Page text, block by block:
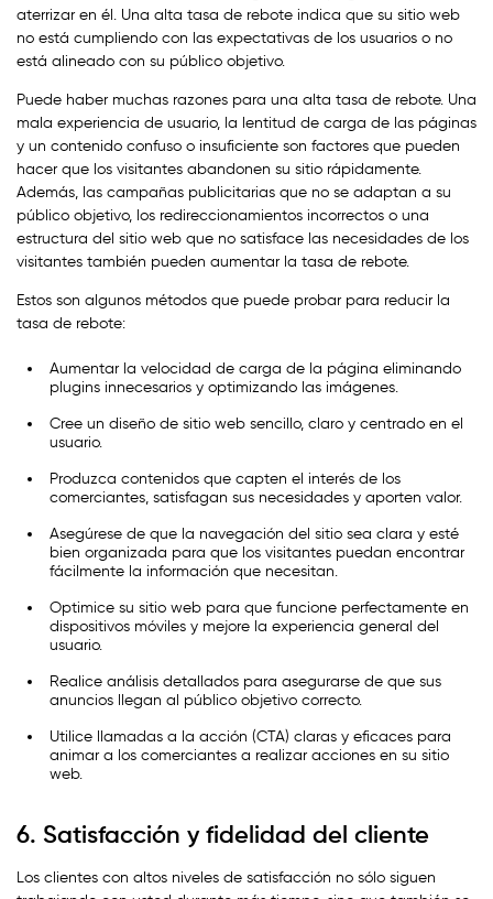
aterrizar en él. Una alta tasa de rebote indica que su sitio web
no está cumpliendo con las expectativas de los usuarios o no
está alineado con su público objetivo.
Puede haber muchas razones para una alta tasa de rebote. Una
mala experiencia de usuario, la lentitud de carga de las páginas
y un contenido confuso o insuficiente son factores que pueden
hacer que los visitantes abandonen su sitio rápidamente.
Además, las campañas publicitarias que no se adaptan a su
público objetivo, los redireccionamientos incorrectos o una
estructura del sitio web que no satisface las necesidades de los
visitantes también pueden aumentar la tasa de rebote.
Estos son algunos métodos que puede probar para reducir la
tasa de rebote:
Aumentar la velocidad de carga de la página eliminando
plugins innecesarios y optimizando las imágenes.
Cree un diseño de sitio web sencillo, claro y centrado en el
usuario.
Produzca contenidos que capten el interés de los
comerciantes, satisfagan sus necesidades y aporten valor.
Asegúrese de que la navegación del sitio sea clara y esté
bien organizada para que los visitantes puedan encontrar
fácilmente la información que necesitan.
Optimice su sitio web para que funcione perfectamente en
dispositivos móviles y mejore la experiencia general del
usuario.
Realice análisis detallados para asegurarse de que sus
anuncios llegan al público objetivo correcto.
Utilice llamadas a la acción (CTA) claras y eficaces para
animar a los comerciantes a realizar acciones en su sitio
web.
6. Satisfacción y fidelidad del cliente
Los clientes con altos niveles de satisfacción no sólo siguen